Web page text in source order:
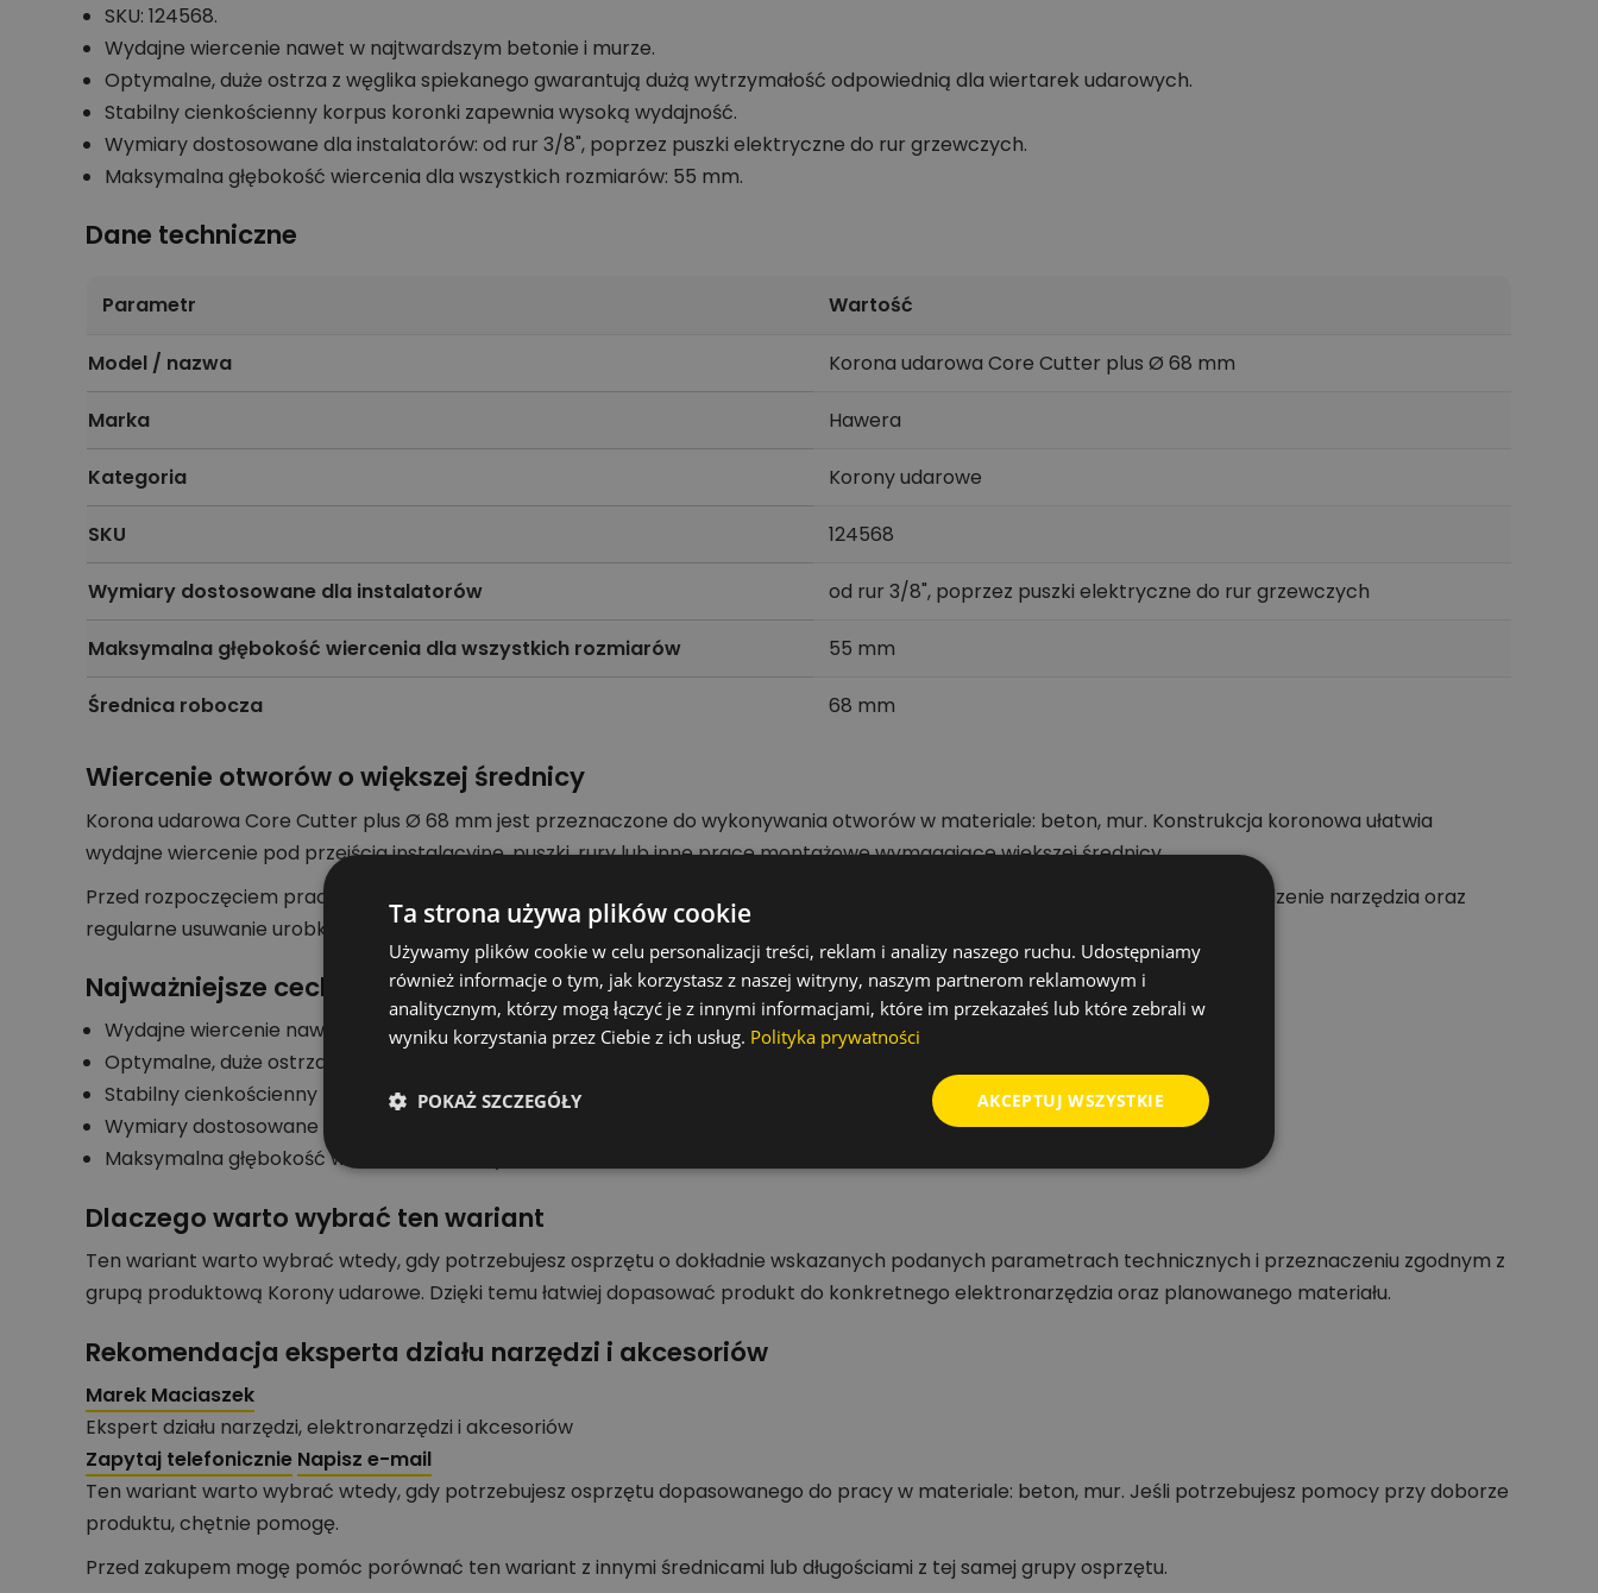
SKU: 124568.
Wydajne wiercenie nawet w najtwardszym betonie i murze.
Optymalne, duże ostrza z węglika spiekanego gwarantują dużą wytrzymałość odpowiednią dla wiertarek udarowych.
Stabilny cienkościenny korpus koronki zapewnia wysoką wydajność.
Wymiary dostosowane dla instalatorów: od rur 3/8", poprzez puszki elektryczne do rur grzewczych.
Maksymalna głębokość wiercenia dla wszystkich rozmiarów: 55 mm.
Dane techniczne
Parametr Wartość
Model / nazwa Korona udarowa Core Cutter plus Ø 68 mm
Marka Hawera
Kategoria Korony udarowe
SKU 124568
Wymiary dostosowane dla instalatorów od rur 3/8", poprzez puszki elektryczne do rur grzewczych
Maksymalna głębokość wiercenia dla wszystkich rozmiarów 55 mm
Średnica robocza 68 mm
Wiercenie otworów o większej średnicy
Korona udarowa Core Cutter plus Ø 68 mm jest przeznaczone do wykonywania otworów w materiale: beton, mur. Konstrukcja koronowa ułatwia
wydajne wiercenie pod przejścia instalacyjne, puszki, rury lub inne prace montażowe wymagające większej średnicy.
Przed rozpoczęciem pracy należy dobrać odpowiedni adapter i typ uchwytu zgodnie z parametrami produktu. Stabilne prowadzenie narzędzia oraz
regularne usuwanie urobku poprawiają komfort pracy i trwałość osprzętu.
Najważniejsze cechy konstrukcji
Wydajne wiercenie nawet w najtwardszym betonie i murze.
Optymalne, duże ostrza z węglika spiekanego gwarantują dużą wytrzymałość odpowiednią dla wiertarek udarowych.
Stabilny cienkościenny korpus koronki zapewnia wysoką wydajność.
Wymiary dostosowane dla instalatorów: od rur 3/8", poprzez puszki elektryczne do rur grzewczych.
Maksymalna głębokość wiercenia dla wszystkich rozmiarów: 55 mm.
Dlaczego warto wybrać ten wariant
Ten wariant warto wybrać wtedy, gdy potrzebujesz osprzętu o dokładnie wskazanych podanych parametrach technicznych i przeznaczeniu zgodnym z
grupą produktową Korony udarowe. Dzięki temu łatwiej dopasować produkt do konkretnego elektronarzędzia oraz planowanego materiału.
Rekomendacja eksperta działu narzędzi i akcesoriów
Marek Maciaszek
Ekspert działu narzędzi, elektronarzędzi i akcesoriów
Zapytaj telefonicznie Napisz e-mail
Ten wariant warto wybrać wtedy, gdy potrzebujesz osprzętu dopasowanego do pracy w materiale: beton, mur. Jeśli potrzebujesz pomocy przy doborze
produktu, chętnie pomogę.
Przed zakupem mogę pomóc porównać ten wariant z innymi średnicami lub długościami z tej samej grupy osprzętu.
Ta strona używa plików cookie
Używamy plików cookie w celu personalizacji treści, reklam i analizy naszego ruchu. Udostępniamy
również informacje o tym, jak korzystasz z naszej witryny, naszym partnerom reklamowym i
analitycznym, którzy mogą łączyć je z innymi informacjami, które im przekazałeś lub które zebrali w
wyniku korzystania przez Ciebie z ich usług. Polityka prywatności
AKCEPTUJ WSZYSTKIE
POKAŻ SZCZEGÓŁY